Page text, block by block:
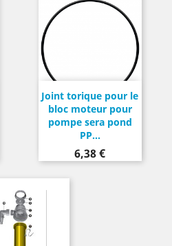
Joint torique pour le
bloc moteur pour
pompe sera pond
PP...
Prix
6,38 €